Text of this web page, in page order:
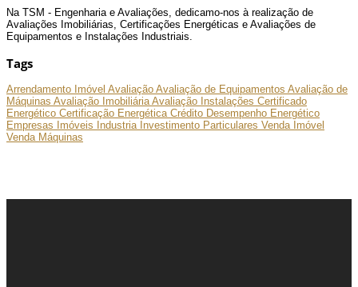
Na TSM - Engenharia e Avaliações, dedicamo-nos à realização de
Avaliações Imobiliárias, Certificações Energéticas e Avaliações de
Equipamentos e Instalações Industriais.
Tags
Arrendamento Imóvel Avaliação Avaliação de Equipamentos Avaliação de
Máquinas Avaliação Imobiliária Avaliação Instalações Certificado
Energético Certificação Energética Crédito Desempenho Energético
Empresas
Imóveis Industria Investimento Particulares Venda Imóvel
Venda Máquinas